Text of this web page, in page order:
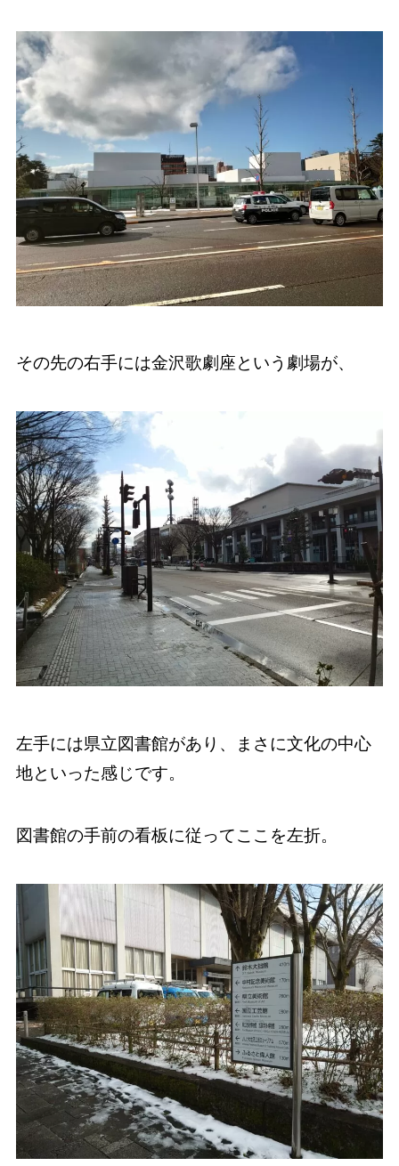
その先の右手には金沢歌劇座という劇場が、
左手には県立図書館があり、まさに文化の中心
地といった感じです。
図書館の手前の看板に従ってここを左折。